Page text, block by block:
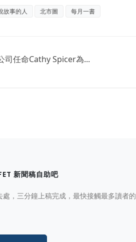
故事的人 北市圖 每月一書
司任命Cathy Spicer為...
新聞稿自助吧
處，三分鐘上稿完成，最快接觸最多讀者的